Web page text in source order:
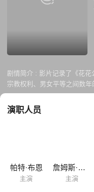
剧情简介 : 影片记录了《花花
宗教权利、男女平等之间数年
演职人员
帕特·布恩
主演
詹姆斯·凯恩
主演